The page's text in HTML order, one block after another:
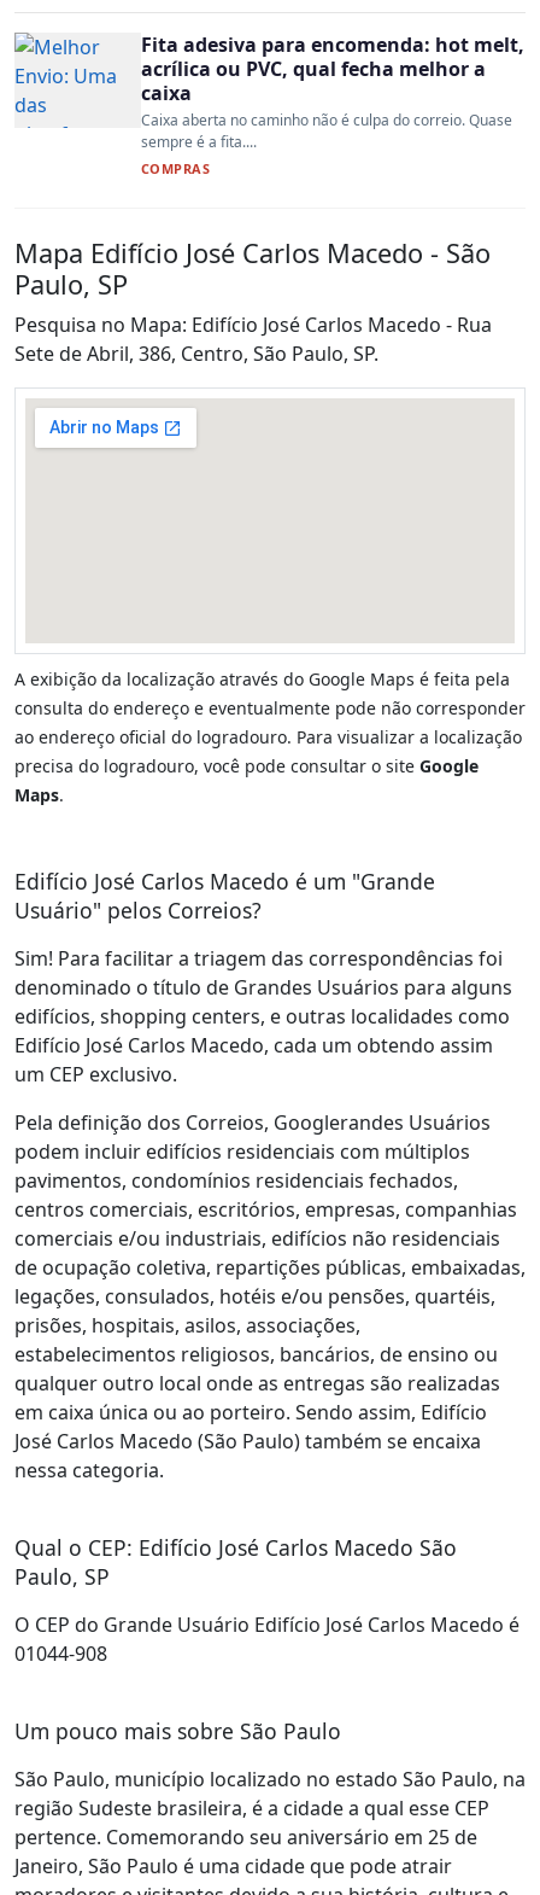
Fita adesiva para encomenda: hot melt,
acrílica ou PVC, qual fecha melhor a
caixa
Caixa aberta no caminho não é culpa do correio. Quase
sempre é a fita....
COMPRAS
Mapa Edifício José Carlos Macedo - São
Paulo, SP
Pesquisa no Mapa: Edifício José Carlos Macedo - Rua
Sete de Abril, 386, Centro, São Paulo, SP.
A exibição da localização através do Google Maps é feita pela
consulta do endereço e eventualmente pode não corresponder
ao endereço oficial do logradouro. Para visualizar a localização
precisa do logradouro, você pode consultar o site Google
Maps.
Edifício José Carlos Macedo é um "Grande
Usuário" pelos Correios?
Sim! Para facilitar a triagem das correspondências foi
denominado o título de Grandes Usuários para alguns
edifícios, shopping centers, e outras localidades como
Edifício José Carlos Macedo, cada um obtendo assim
um CEP exclusivo.
Pela definição dos Correios, Googlerandes Usuários
podem incluir edifícios residenciais com múltiplos
pavimentos, condomínios residenciais fechados,
centros comerciais, escritórios, empresas, companhias
comerciais e/ou industriais, edifícios não residenciais
de ocupação coletiva, repartições públicas, embaixadas,
legações, consulados, hotéis e/ou pensões, quartéis,
prisões, hospitais, asilos, associações,
estabelecimentos religiosos, bancários, de ensino ou
qualquer outro local onde as entregas são realizadas
em caixa única ou ao porteiro. Sendo assim, Edifício
José Carlos Macedo (São Paulo) também se encaixa
nessa categoria.
Qual o CEP: Edifício José Carlos Macedo São
Paulo, SP
O CEP do Grande Usuário Edifício José Carlos Macedo é
01044-908
Um pouco mais sobre São Paulo
São Paulo, município localizado no estado São Paulo, na
região Sudeste brasileira, é a cidade a qual esse CEP
pertence. Comemorando seu aniversário em 25 de
Janeiro, São Paulo é uma cidade que pode atrair